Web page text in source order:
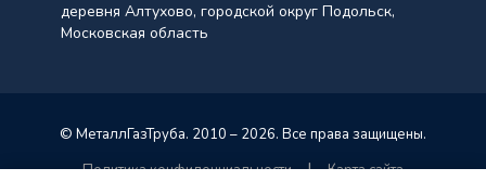
деревня Алтухово, городской округ Подольск,
Московская область
© МеталлГазТруба. 2010 – 2026. Все права защищены.
Политика конфиденциальности | Карта сайта